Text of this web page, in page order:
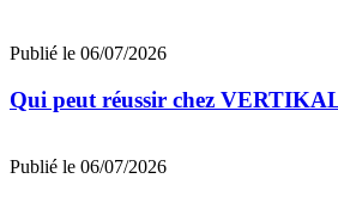
Publié le 06/07/2026
Qui peut réussir chez
Publié le 06/07/2026